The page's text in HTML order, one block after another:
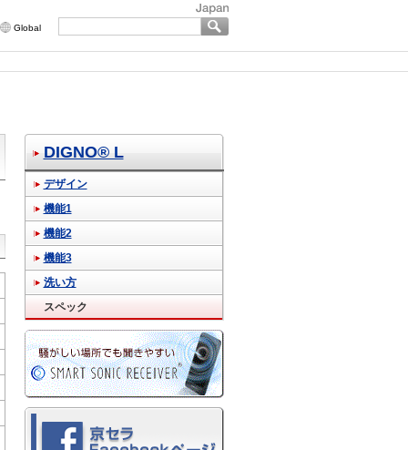
Global
DIGNO® L
デザイン
機能1
機能2
機能3
洗い方
スペック